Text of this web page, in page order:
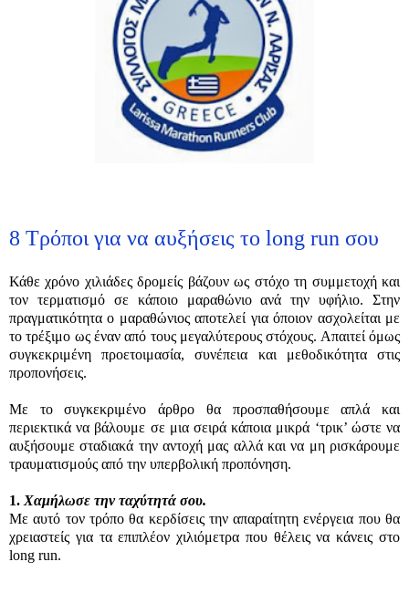
8 Τρόποι για να αυξήσεις το long run σου
Κάθε χρόνο χιλιάδες δρομείς βάζουν ως στόχο τη συμμετοχή και
τον τερματισμό σε κάποιο μαραθώνιο ανά την υφήλιο. Στην
πραγματικότητα ο μαραθώνιος αποτελεί για όποιον ασχολείται με
το τρέξιμο ως έναν από τους μεγαλύτερους στόχους. Απαιτεί όμως
συγκεκριμένη προετοιμασία, συνέπεια και μεθοδικότητα στις
προπονήσεις.
Με το συγκεκριμένο άρθρο θα προσπαθήσουμε απλά και
περιεκτικά να βάλουμε σε μια σειρά κάποια μικρά ‘τρικ’ ώστε να
αυξήσουμε σταδιακά την αντοχή μας αλλά και να μη ρισκάρουμε
τραυματισμούς από την υπερβολική προπόνηση.
1. Χαμήλωσε την ταχύτητά σου.
Με αυτό τον τρόπο θα κερδίσεις την απαραίτητη ενέργεια που θα
χρειαστείς για τα επιπλέον χιλιόμετρα που θέλεις να κάνεις στο
long run.